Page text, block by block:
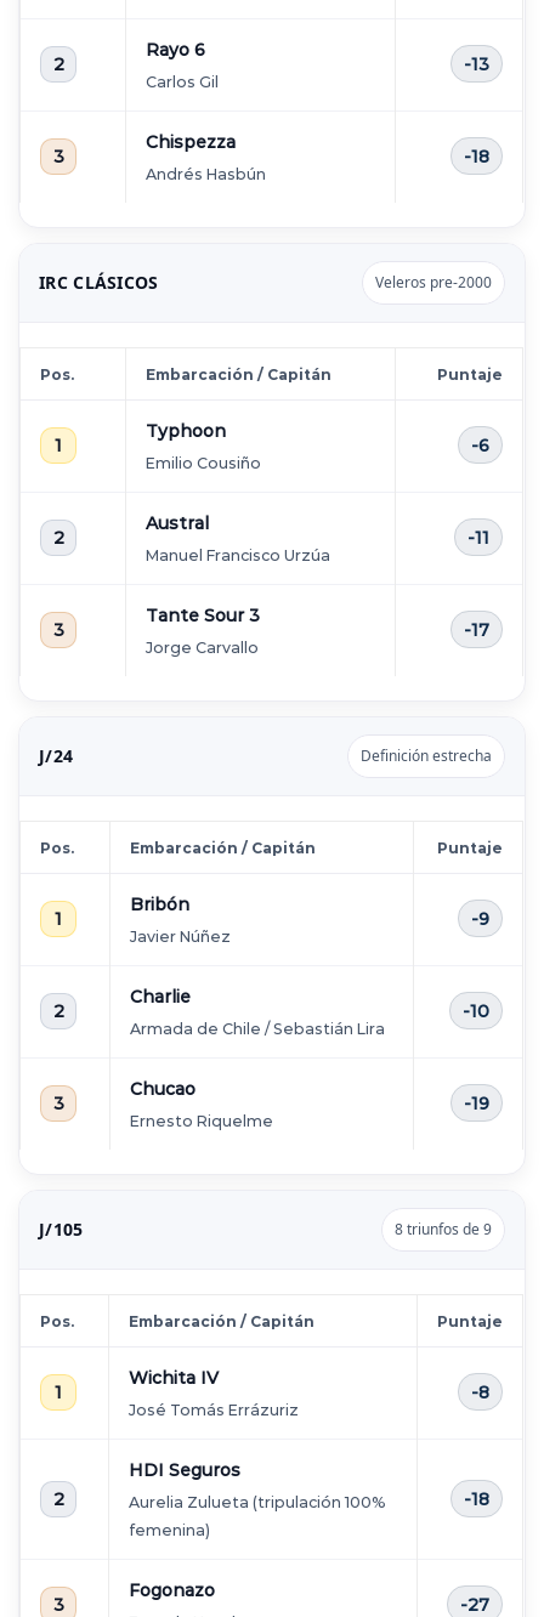
2
Rayo 6
Carlos Gil
-13
3
Chispezza
Andrés Hasbún
-18
IRC CLÁSICOS Veleros pre-2000
Pos. Embarcación / Capitán Puntaje
1
Typhoon
Emilio Cousiño
-6
2
Austral
Manuel Francisco Urzúa
-11
3
Tante Sour 3
Jorge Carvallo
-17
J/24 Definición estrecha
Pos. Embarcación / Capitán Puntaje
1
Bribón
Javier Núñez
-9
2
Charlie
Armada de Chile / Sebastián Lira
-10
3
Chucao
Ernesto Riquelme
-19
J/105 8 triunfos de 9
Pos. Embarcación / Capitán Puntaje
1
Wichita IV
José Tomás Errázuriz
-8
2
HDI Seguros
Aurelia Zulueta (tripulación 100%
femenina)
-18
3
Fogonazo
-27